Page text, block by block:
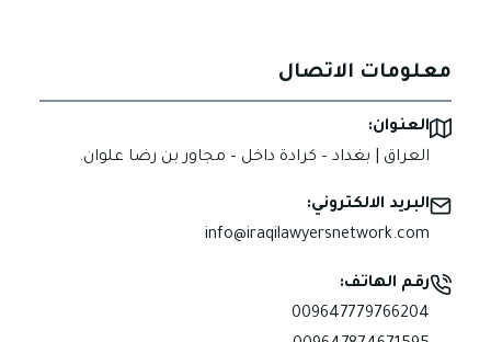
معلومات الاتصال
العنوان:
العراق | بغداد – كرادة داخل – مجاور بن رضا علوان.
البريد الالكتروني:
info@iraqilawyersnetwork.com
رقم الهاتف:
009647779766204